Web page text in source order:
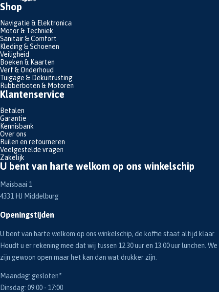
Shop
Navigatie & Elektronica
Motor & Techniek
Sanitair & Comfort
Kleding & Schoenen
Veiligheid
Boeken & Kaarten
Verf & Onderhoud
Tuigage & Dekuitrusting
Rubberboten & Motoren
Klantenservice
Betalen
Garantie
Kennisbank
Over ons
Ruilen en retourneren
Veelgestelde vragen
Zakelijk
U bent van harte welkom op ons winkelschip
Maisbaai 1
4331 HJ Middelburg
Openingstijden
U bent van harte welkom op ons winkelschip, de koffie staat altijd klaar.
Houdt u er rekening mee dat wij tussen 12.30 uur en 13.00 uur lunchen. We
zijn gewoon open maar het kan dan wat drukker zijn.
Maandag: gesloten*
Dinsdag: 09:00 - 17:00